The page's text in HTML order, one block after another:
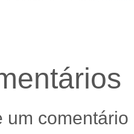
um comentário